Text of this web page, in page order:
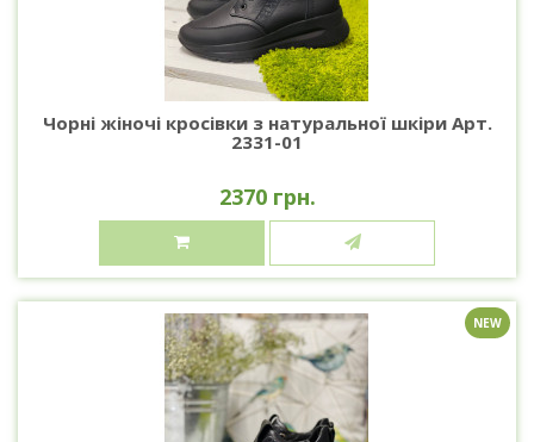
Чорні жіночі кросівки з натуральної шкіри Арт.
2331-01
2370 грн.
NEW